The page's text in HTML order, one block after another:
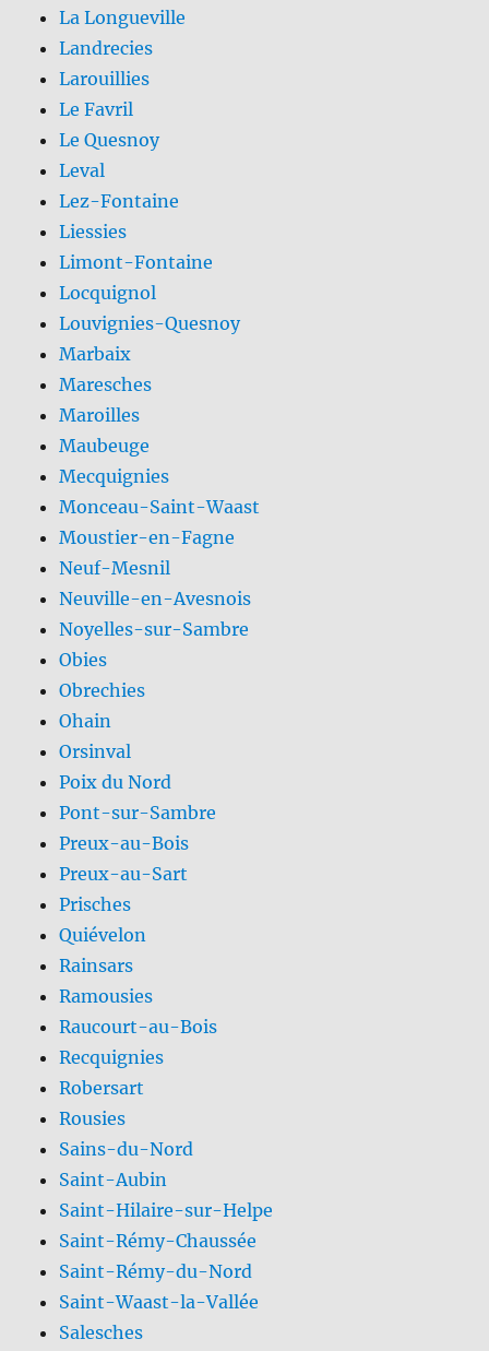
La Longueville
Landrecies
Larouillies
Le Favril
Le Quesnoy
Leval
Lez-Fontaine
Liessies
Limont-Fontaine
Locquignol
Louvignies-Quesnoy
Marbaix
Maresches
Maroilles
Maubeuge
Mecquignies
Monceau-Saint-Waast
Moustier-en-Fagne
Neuf-Mesnil
Neuville-en-Avesnois
Noyelles-sur-Sambre
Obies
Obrechies
Ohain
Orsinval
Poix du Nord
Pont-sur-Sambre
Preux-au-Bois
Preux-au-Sart
Prisches
Quiévelon
Rainsars
Ramousies
Raucourt-au-Bois
Recquignies
Robersart
Rousies
Sains-du-Nord
Saint-Aubin
Saint-Hilaire-sur-Helpe
Saint-Rémy-Chaussée
Saint-Rémy-du-Nord
Saint-Waast-la-Vallée
Salesches